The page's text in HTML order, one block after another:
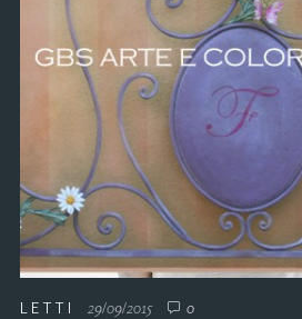
LETTI 29/09/2015 0